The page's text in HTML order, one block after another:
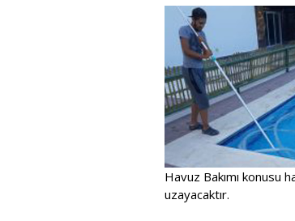
Havuz Bakımı konusu
uzayacaktır.